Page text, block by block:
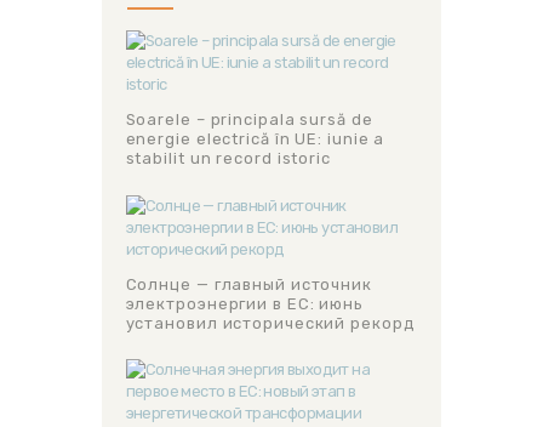
Soarele – principala sursă de
energie electrică în UE: iunie a
stabilit un record istoric
Солнце — главный источник
электроэнергии в ЕС: июнь
установил исторический рекорд